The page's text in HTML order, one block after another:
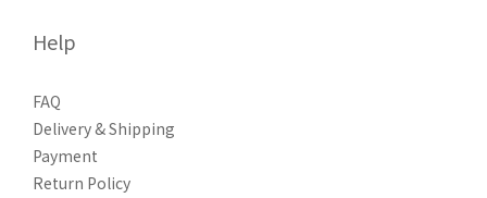
Help
FAQ
Delivery & Shipping
Payment
Return Policy